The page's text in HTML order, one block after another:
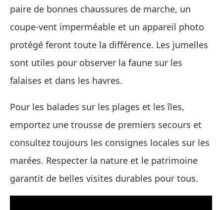
paire de bonnes chaussures de marche, un
coupe‑vent imperméable et un appareil photo
protégé feront toute la différence. Les jumelles
sont utiles pour observer la faune sur les
falaises et dans les havres.
Pour les balades sur les plages et les îles,
emportez une trousse de premiers secours et
consultez toujours les consignes locales sur les
marées. Respecter la nature et le patrimoine
garantit de belles visites durables pour tous.